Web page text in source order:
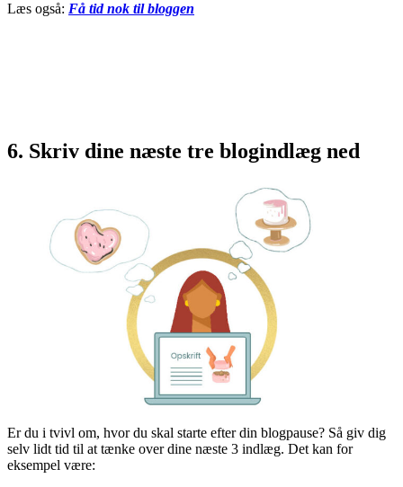
Læs også: Få tid nok til bloggen
6. Skriv dine næste tre blogindlæg ned
Er du i tvivl om, hvor du skal starte efter din blogpause? Så giv dig
selv lidt tid til at tænke over dine næste 3 indlæg. Det kan for
eksempel være: